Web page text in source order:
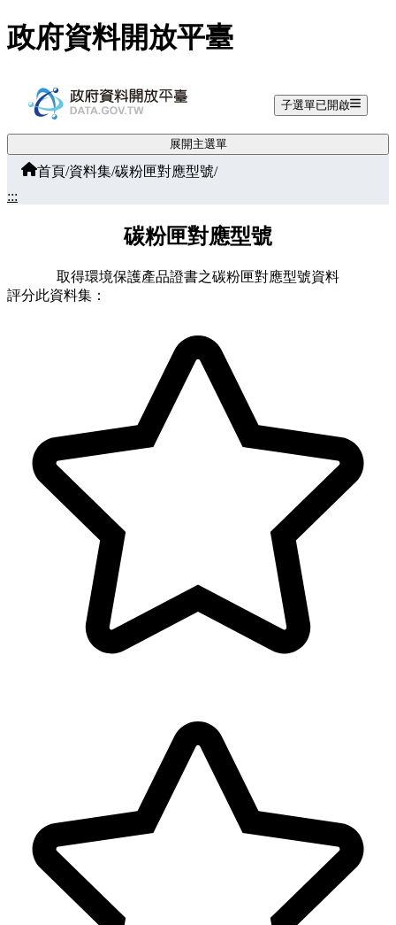
跳至主要內容
政府資料開放平臺
子選單已開啟
展開主選單
首頁/資料集/碳粉匣對應型號/
:::
碳粉匣對應型號
取得環境保護產品證書之碳粉匣對應型號資料
評分此資料集：